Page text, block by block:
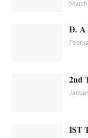
D. A
2nd
IST